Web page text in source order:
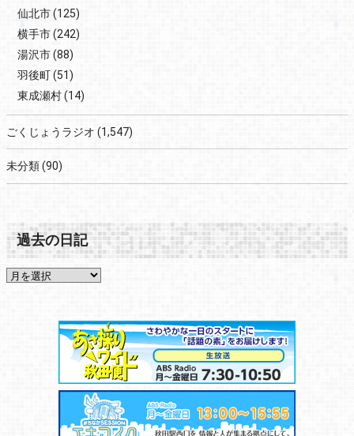
仙北市(125)
横手市(242)
湯沢市(88)
羽後町(51)
東成瀬村(14)
ごくじょうラジオ (1,547)
未分類(90)
過去の日記